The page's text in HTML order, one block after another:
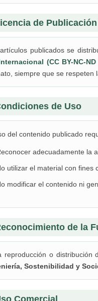
de Publicación
publicados se
(CC BY-NC-ND
siempre que se respeten
de Uso
del contenido publicado
adecuadamente la
utilizar el material con fines
modificar el contenido ni
de la
reproducción o distribución
Sostenibilidad y